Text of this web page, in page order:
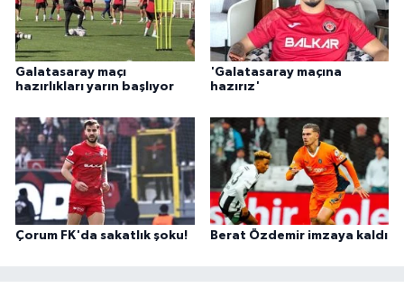
Galatasaray maçı
hazırlıkları yarın başlıyor
'Galatasaray maçına
hazırız'
Çorum FK'da sakatlık şoku! Berat Özdemir imzaya kaldı